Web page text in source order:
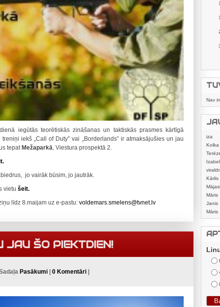
iegūtās teorētiskās zināšanas un taktiskās prasmes kārtīgā
iekš „Call of Duty” vai „Borderlands” ir atmaksājušies un jau
tepat Mežaparkā , Viestura prospektā 2.
jo vairāk būsim, jo jautrāk.
vietu šeit.
līdz 8.maijam uz e-pastu: voldemars.smelens@tvnet.lv
JAU ŠO PIEKTDIEN!
Pasākumi | 0 Komentāri |
Nav
iza
Kārlis
Māris
Janis
Māris